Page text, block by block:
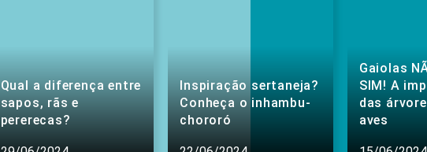
Qual a diferença entre
sapos, rãs e
pererecas?
Inspiração sertaneja?
Conheça o inhambu-
chororó
Gaiolas
SIM! A
das
aves